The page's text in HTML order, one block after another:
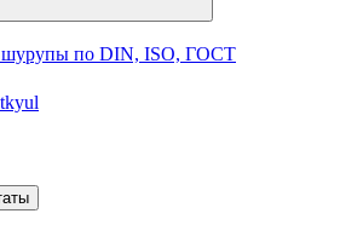
шурупы по DIN, ISO, ГОСТ